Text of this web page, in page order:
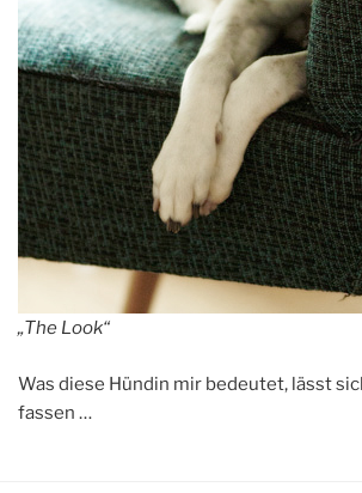
„The Look“
Was diese Hündin mir bedeutet, lässt
fassen …